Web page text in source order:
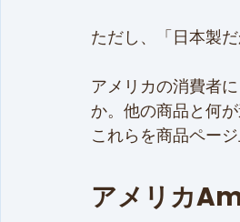
ただし、「日本製
アメリカの消費者
か。他の商品と何が
これらを商品ペー
アメリカ